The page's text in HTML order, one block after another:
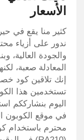
الأسعار
كثير منا يقع في
ندور على أزياء
والجودة العالية،
المعادلة صعبة،
إنك تلاقين كود
تستخدمين هذا
اليوم بنشارككم
في موقع الكوبون
محترم باستخدام